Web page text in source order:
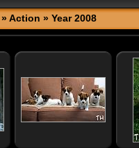
»Action » Year 2008